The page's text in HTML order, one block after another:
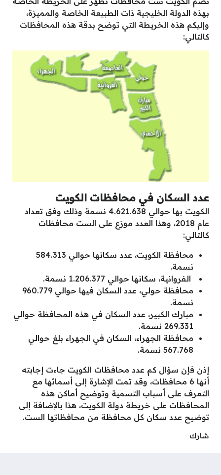
بهذه الدولة الخليجية ذات الطبيعة الخاصة والمميزة،
وإليكم هذه الخريطة التي توضح بدقة هذه المحافظات
كالتالي:
عدد السكان في محافظات الكويت
الكويت بها حوالي 4.621.638 نسمة وذلك وفق تعداد
عام 2018، وهذا العدد موزع على الست محافظات
كالتالي:
محافظة الكويت، عدد سكانها حوالي 584.313
نسمة.
الفروانية، سكانها حوالي 1.206.377 نسمة.
محافظة حولي، عدد السكان فيها حوالي 960.779
نسمة.
مبارك الكبير، عدد السكان في هذه المحافظة حوالي
269.331 نسمة.
محافظة الجهراء، السكان في الجهراء بلغ حوالي
567.768 نسمة.
إذن فإن سؤال كم عدد محافظات الكويت جاءت إجابته
أنها 6 محافظات، وقد تمت الإشارة إلى أسمائها مع
التعرف على أسباب التسمية وتوضيح أماكن هذه
المحافظات على خريطة دولة الكويت، هذا بالإضافة إلى
توضيح عدد سكان كل محافظة من محافظاتها الست.
شارك